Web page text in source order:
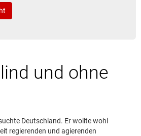
lesen
und ohne
Deutschland. Er wollte wohl
regierenden und agierenden